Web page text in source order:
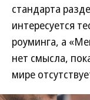
стандарта
интересуется
роуминга, а
нет смысла,
мире